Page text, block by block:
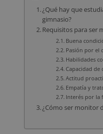
¿Qué hay que
gimnasio?
Requisitos para ser
Buena
Pasión por el
Habilidades
Capacidad de
Actitud
Empatía y
Interés por la
¿Cómo ser monitor